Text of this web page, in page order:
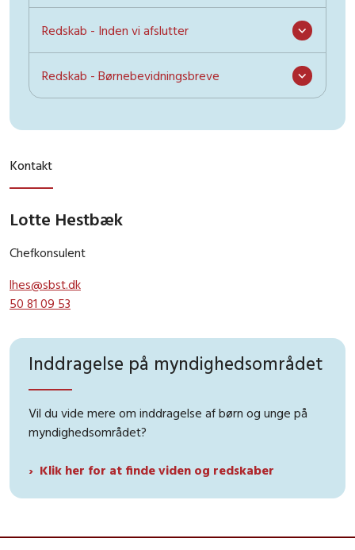
Redskab - Inden vi afslutter
Redskab - Børnebevidningsbreve
Kontakt
Lotte Hestbæk
Chefkonsulent
lhes@sbst.dk
50 81 09 53
Inddragelse på myndighedsområdet
Vil du vide mere om inddragelse af børn og unge på
myndighedsområdet?
Klik her for at finde viden og redskaber